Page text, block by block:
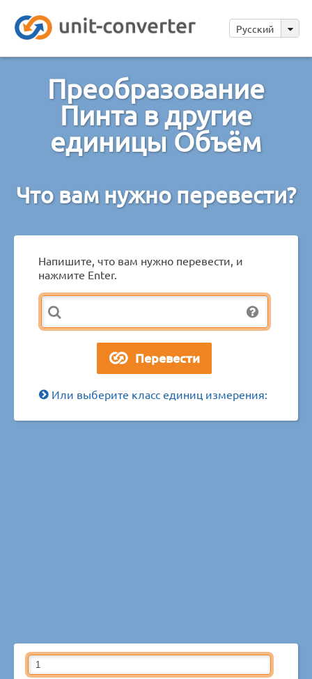
Русский
Преобразование
Пинта в другие
единицы Объём
Что вам нужно перевести?
Напишите, что вам нужно перевести, и
нажмите Enter.
Или выберите класс единиц измерения: